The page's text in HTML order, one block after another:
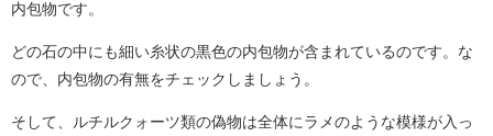
内包物です。
どの石の中にも細い糸状の黒色の内包物が含まれているのです。な
ので、内包物の有無をチェックしましょう。
そして、ルチルクォーツ類の偽物は全体にラメのような模様が入っ